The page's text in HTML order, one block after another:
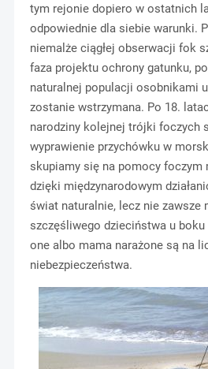
tym rejonie dopiero w ostatnich
odpowiednie dla siebie warunki.
niemalże ciągłej obserwacji fok
faza projektu ochrony gatunku,
naturalnej populacji osobnikami
zostanie wstrzymana. Po 18.
narodziny kolejnej trójki foczych
wyprawienie przychówku w
skupiamy się na pomocy foczym
dzięki międzynarodowym
świat naturalnie, lecz nie zawsze
szczęśliwego dzieciństwa u
one albo mama narażone są na
niebezpieczeństwa.